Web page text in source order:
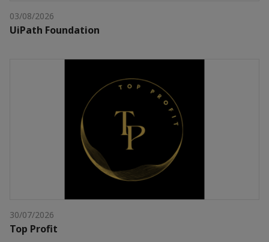
03/08/2026
UiPath Foundation
30/07/2026
Top Profit